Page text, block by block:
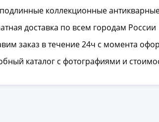
коллекционные
доставка по всем городам России
заказ в течение 24ч с момента
каталог с фотографиями и